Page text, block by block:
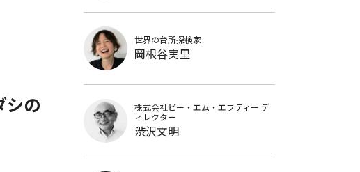
シの
世界の台所探検家
岡根谷実里
株式会社ビー・エム・エフティー デ
ィレクター
渋沢文明